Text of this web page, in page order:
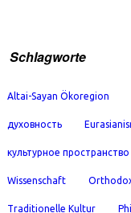
Schlagworte
Altai-Sayan Ökoregion
духовность
культурное пространство
Wissenschaft
Traditionelle Kultur